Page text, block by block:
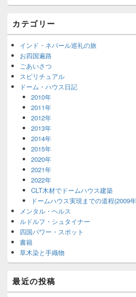
カテゴリー
インド・ネパール巡礼の旅
お四国遍路
ごあいさつ
スピリチュアル
ドーム・ハウス日記
2010年
2011年
2012年
2013年
2014年
2015年
2020年
2021年
2022年
CLT木材でドームハウス建築
ドームハウス実現までの道程(2009
メンタル・ヘルス
ルドルフ・シュタイナー
四国パワー・スポット
書籍
草木染と手織物
最近の投稿